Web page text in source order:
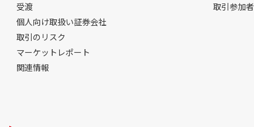
受渡
個人向け取扱い証券会社
取引のリスク
マーケットレポート
関連情報
取引参加者